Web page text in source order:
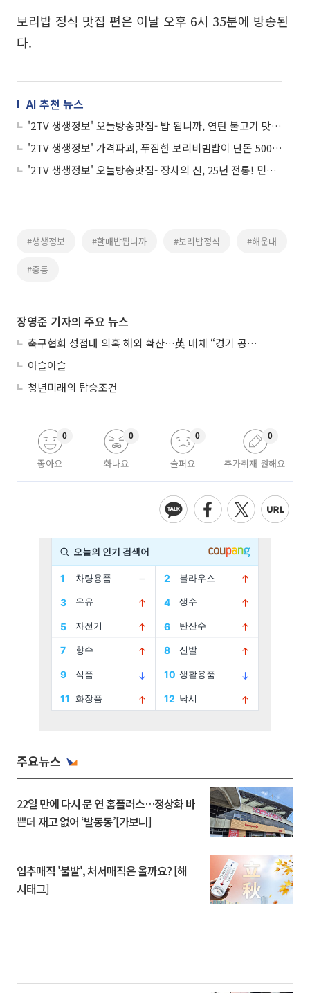
보리밥 정식 맛집 편은 이날 오후 6시 35분에 방송된
다.
AI 추천 뉴스
'2TV 생생정보' 오늘방송맛집- 밥 됩니까, 연탄 불고기 맛집 '남○○'
'2TV 생생정보' 가격파괴, 푸짐한 보리비빔밥이 단돈 5000원? '신○○'
'2TV 생생정보' 오늘방송맛집- 장사의 신, 25년 전통! 민어 정식 맛집 '민○○○'
#생생정보 #할매밥됩니까 #보리밥정식 #해운대
#중동
장영준 기자의 주요 뉴스
축구협회 성접대 의혹 해외 확산…英 매체 “경기 공정성 의문”
아슬아슬
청년미래의 탑승조건
좋아요
0
화나요
0
슬퍼요
0
추가취재 원해요
0
주요뉴스
22일 만에 다시 문 연 홈플러스…정상화 바
쁜데 재고 없어 ‘발동동’[가보니]
입추매직 '불발', 처서매직은 올까요? [해
시태그]